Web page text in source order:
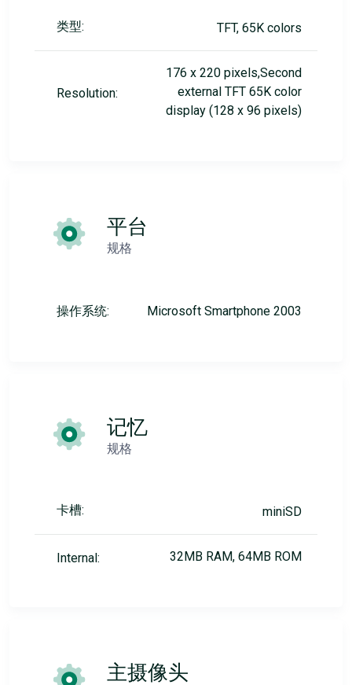
类型: TFT, 65K colors
Resolution:
176 x 220 pixels,Second
external TFT 65K color
display (128 x 96 pixels)
平台
规格
操作系统: Microsoft Smartphone 2003
记忆
规格
卡槽: miniSD
Internal: 32MB RAM, 64MB ROM
主摄像头